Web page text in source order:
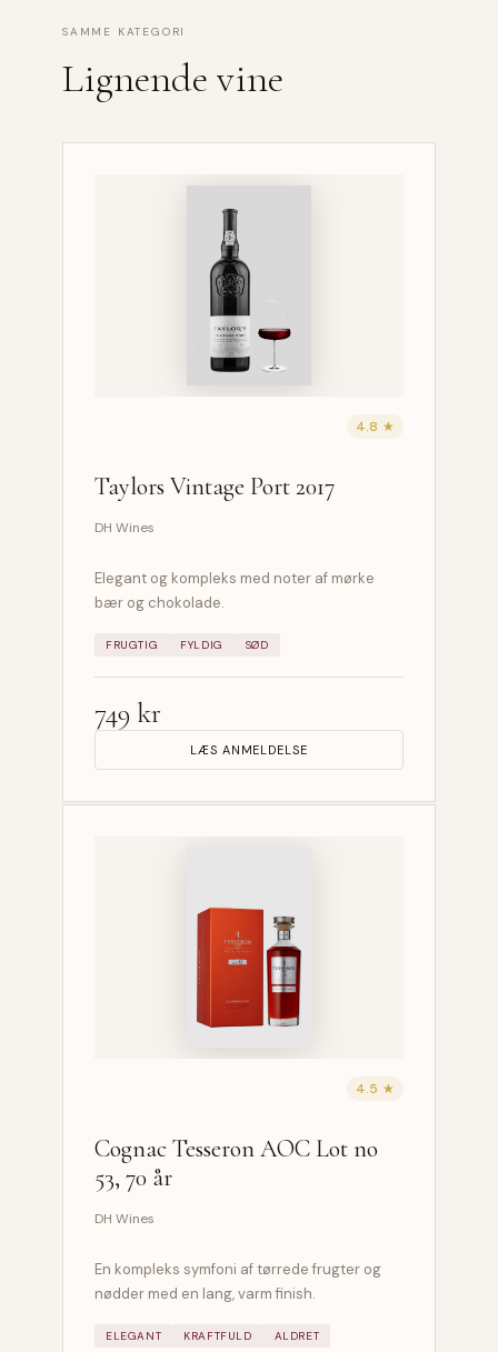
SAMME KATEGORI
Lignende vine
4.8 ★
Taylors Vintage Port 2017
DH Wines
Elegant og kompleks med noter af mørke
bær og chokolade.
FRUGTIG FYLDIG SØD
749 kr
LÆS ANMELDELSE
4.5 ★
Cognac Tesseron AOC Lot no
53, 70 år
DH Wines
En kompleks symfoni af tørrede frugter og
nødder med en lang, varm finish.
ELEGANT KRAFTFULD ALDRET